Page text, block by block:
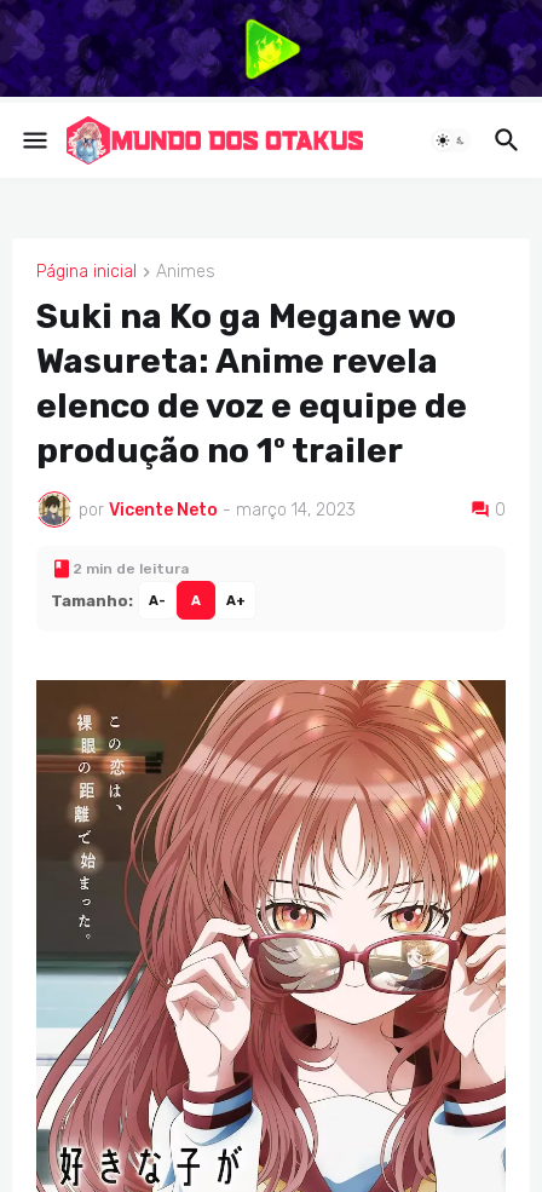
Página inicial Animes
ANIMES
Suki na Ko ga Megane wo
Wasureta: Anime revela
elenco de voz e equipe de
produção no 1º trailer
por Vicente Neto - março 14, 2023 0
2 min de leitura
Tamanho: A- A A+